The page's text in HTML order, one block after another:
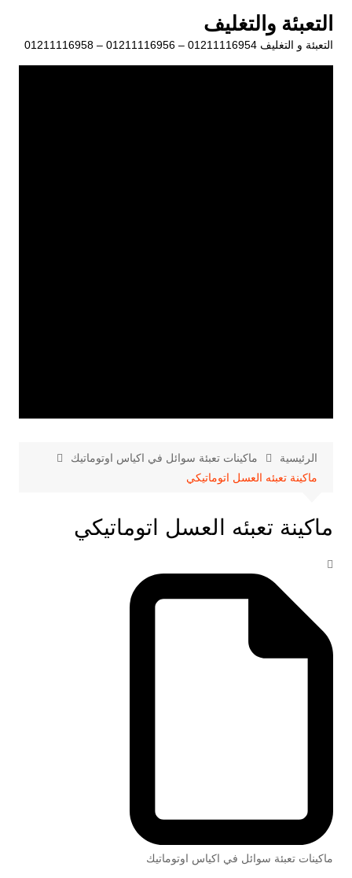
المحتوى
التعبئة والتغليف
التعبئة و التغليف 01211116954 – 01211116956 – 01211116958
الرئيسية
ماكينات تعبئة سوائل في اكياس اوتوماتيك
ماكينة تعبئه العسل اتوماتيكي
ماكينة تعبئه العسل اتوماتيكي
ماكينات تعبئة سوائل في اكياس اوتوماتيك